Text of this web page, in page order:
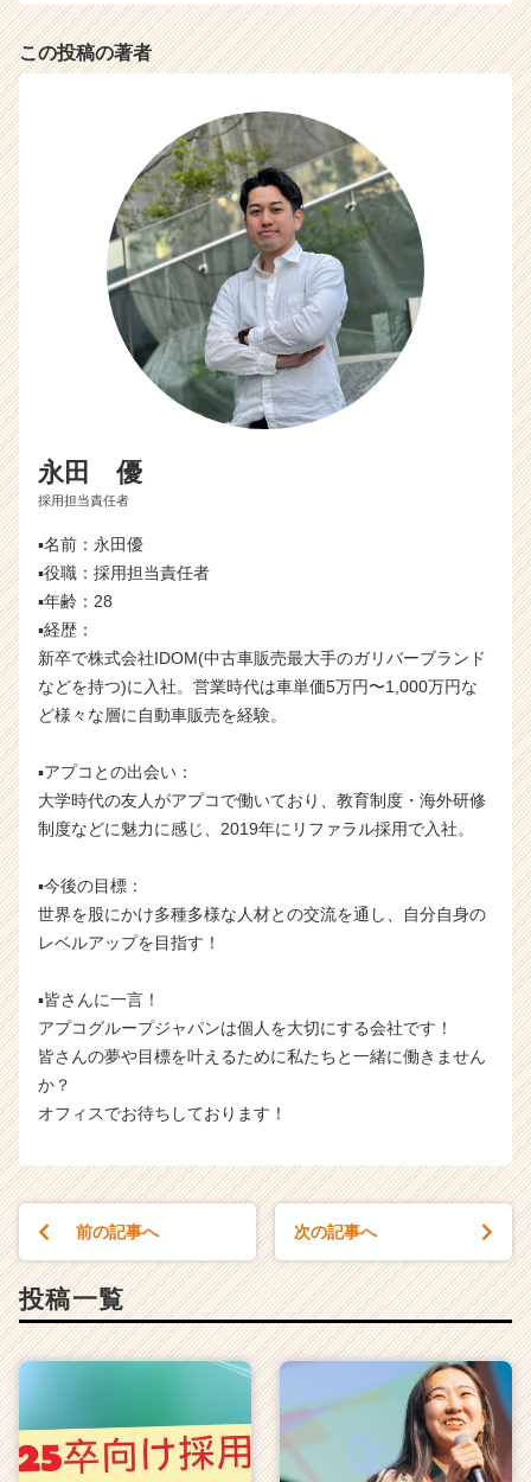
この投稿の著者
永田 優
採用担当責任者
▪️名前：永田優
▪️役職：採用担当責任者
▪️年齢：28
▪️経歴：
新卒で株式会社IDOM(中古車販売最大手のガリバーブランド
などを持つ)に入社。営業時代は車単価5万円〜1,000万円な
ど様々な層に自動車販売を経験。
▪️アプコとの出会い：
大学時代の友人がアプコで働いており、教育制度・海外研修
制度などに魅力に感じ、2019年にリファラル採用で入社。
▪️今後の目標：
世界を股にかけ多種多様な人材との交流を通し、自分自身の
レベルアップを目指す！
▪️皆さんに一言！
アプコグループジャパンは個人を大切にする会社です！
皆さんの夢や目標を叶えるために私たちと一緒に働きません
か？
オフィスでお待ちしております！
前の記事へ 次の記事へ
投稿一覧